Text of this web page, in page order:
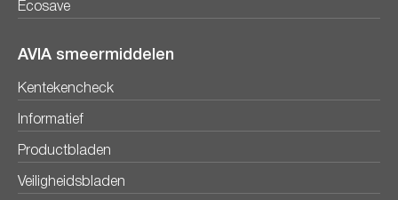
Ecosave
AVIA smeermiddelen
Kentekencheck
Informatief
Productbladen
Veiligheidsbladen